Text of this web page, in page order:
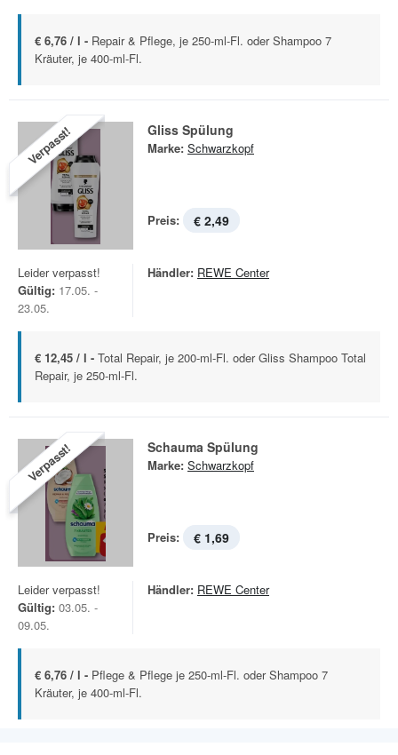
€ 6,76 / l - Repair & Pflege, je 250-ml-Fl. oder Shampoo 7
Kräuter, je 400-ml-Fl.
Verpasst! Gliss Spülung
Marke: Schwarzkopf
Preis: € 2,49
Leider verpasst!
Gültig: 17.05. -
23.05.
Händler: REWE Center
€ 12,45 / l - Total Repair, je 200-ml-Fl. oder Gliss Shampoo Total
Repair, je 250-ml-Fl.
Verpasst! Schauma Spülung
Marke: Schwarzkopf
Preis: € 1,69
Leider verpasst!
Gültig: 03.05. -
09.05.
Händler: REWE Center
€ 6,76 / l - Pflege & Pflege je 250-ml-Fl. oder Shampoo 7
Kräuter, je 400-ml-Fl.